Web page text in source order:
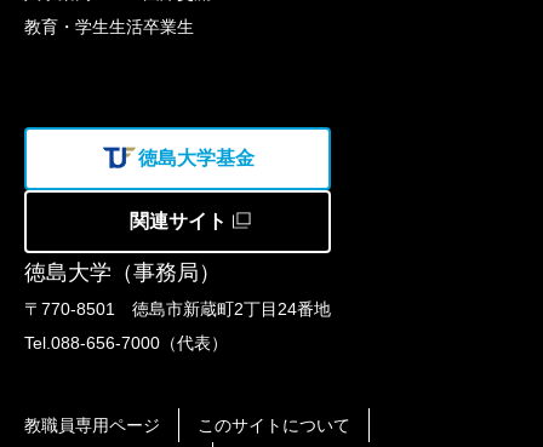
徳島大学（事務局）
〒770-8501 徳島市新蔵町2丁目24番地
Tel.088-656-7000（代表）
教育・学生生活卒業生
徳島大学基金
関連サイト
教職員専用ページ このサイトについて